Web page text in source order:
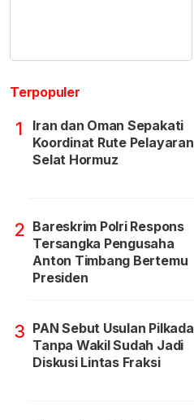
Terpopuler
1
Iran dan Oman Sepakati
Koordinat Rute Pelayaran
Selat Hormuz
2 Bareskrim Polri Respons
Tersangka Pengusaha
Anton Timbang Bertemu
Presiden
3 PAN Sebut Usulan Pilkada
Tanpa Wakil Sudah Jadi
Diskusi Lintas Fraksi